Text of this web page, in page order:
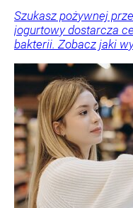
Szukasz pożywnej
jogurtowy dostarcza
bakterii. Zobacz jaki